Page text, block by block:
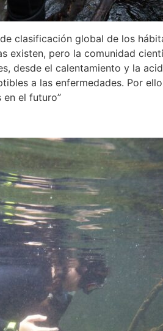
clasificación global de los
existen, pero la comunidad
desde el calentamiento y la
a las enfermedades. Por
en el futuro”